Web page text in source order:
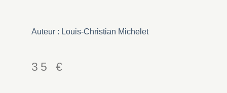
Auteur : Louis-Christian Michelet
35€